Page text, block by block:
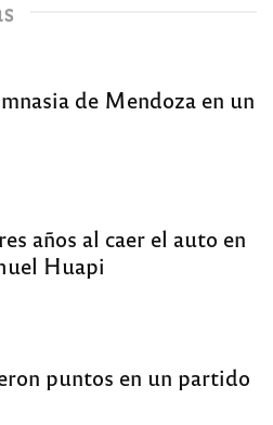
de Mendoza en un
años al caer el auto en
Huapi
puntos en un partido